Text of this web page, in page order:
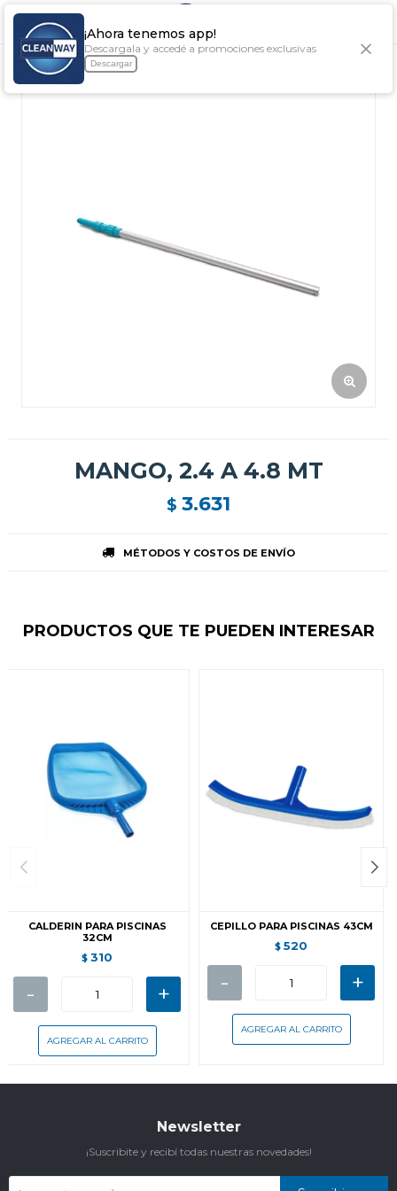
¡Ahora tenemos app!
Descargala y accedé a promociones exclusivas
Descargar

MANGO, 2.4 A 4.8 MT
$ 3.631
MÉTODOS Y COSTOS DE ENVÍO
PRODUCTOS QUE TE PUEDEN INTERESAR
CALDERIN PARA PISCINAS
32CM
$ 310
- +
CEPILLO PARA PISCINAS 43CM
$ 520
- +
Newsletter
¡Suscribite y recibí todas nuestras novedades!